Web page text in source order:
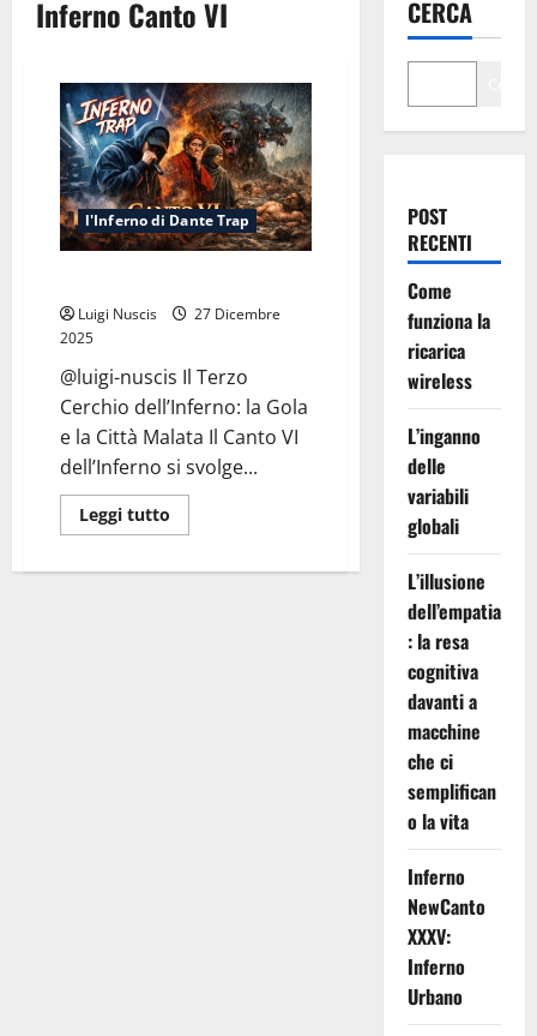
Inferno Canto VI
l'Inferno di Dante Trap
Luigi Nuscis
27 Dicembre
2025
@luigi-nuscis Il Terzo
Cerchio dell’Inferno: la Gola
e la Città Malata Il Canto VI
dell’Inferno si svolge...
Leggi tutto
di
Inferno
CERCA
POST
RECENTI
Come
funziona la
ricarica
wireless
L’inganno
delle
variabili
globali
L’illusione
dell’empatia
: la resa
cognitiva
davanti a
macchine
che ci
semplifican
o la vita
Inferno
NewCanto
XXXV:
Inferno
Urbano